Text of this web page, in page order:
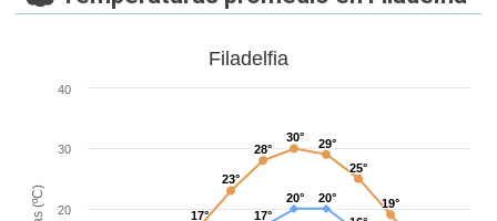
Filadelfia
17°
17°
23°
23°
28°
28°
30°
30° 29°
29°
25°
25°
19°
19°
17°
17°
20°
20° 20°
20°
20
30
40